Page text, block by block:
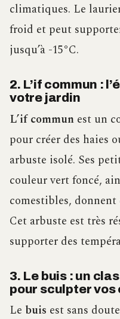
climatiques. Le
froid et peut
jusqu’à -15°C.
2. L’if commun :
votre jardin
L’if commun est un
pour créer des haies
arbuste isolé. Ses
couleur vert foncé,
comestibles,
Cet arbuste est très
supporter des
3. Le buis : un
pour sculpter vos
Le buis est sans